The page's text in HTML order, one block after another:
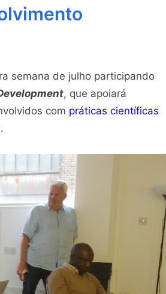
semana de julho participando
, que apoiará
com práticas científicas